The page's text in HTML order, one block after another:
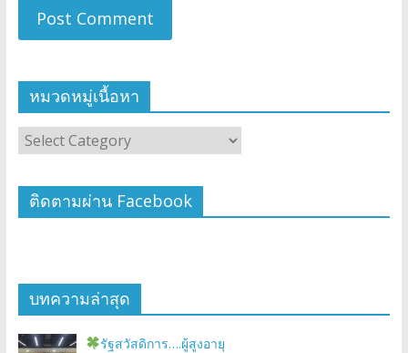
หมวดหมู่เนื้อหา
ติดตามผ่าน Facebook
บทความล่าสุด
รัฐสวัสดิการ….ผู้สูงอายุ